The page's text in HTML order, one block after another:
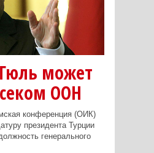
может
ООН
конференция (ОИК)
президента Турции
генерального